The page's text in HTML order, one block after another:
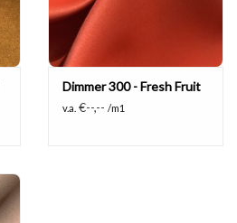
Dimmer 300 - Fresh Fruit
v.a. €--,-- /m1